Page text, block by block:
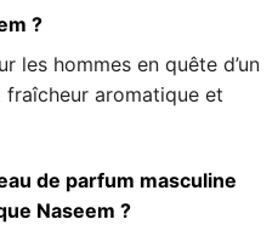
?
les hommes en quête d’un
aromatique et
de parfum masculine
Naseem ?